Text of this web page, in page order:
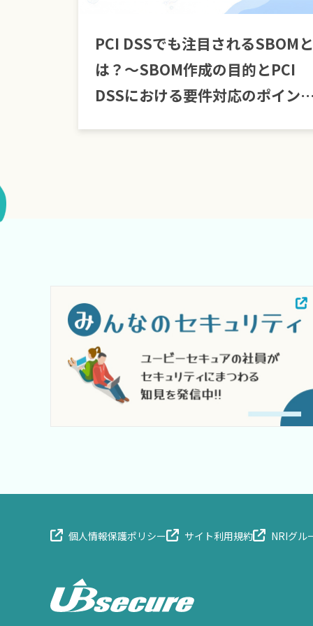
PCI DSSでも注目されるSBOMと
は？～SBOM作成の目的とPCI
DSSにおける要件対応のポイン
個人情報保護ポリシー サイト利用規約 NRIグル